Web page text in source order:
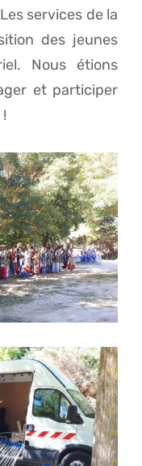
services de la
des jeunes
Nous étions
et participer